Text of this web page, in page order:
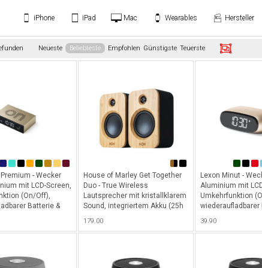
iPhone iPad Mac Wearables Hersteller
Neueste Beliebteste Empfohlen Günstigste Teuerste
- Wecker
mit LCD-Screen,
(On/Off),
Batterie &
House of Marley Get Together
Duo - True Wireless
Lautsprecher mit kristallklarem
Sound, integriertem Akku (25h
179.00
Lexon Minut -
Aluminium mit
Umkehrfunktion
wiederaufladbarer
39.90